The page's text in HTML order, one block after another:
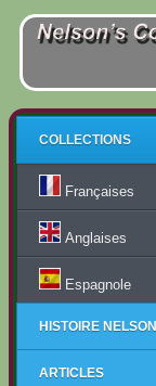
COLLECTIONS
Françaises
Anglaises
Espagnole
HISTOIRE NELSON
ARTICLES